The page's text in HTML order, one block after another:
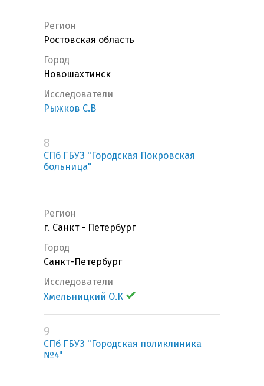
Регион
Ростовская область
Город
Новошахтинск
Исследователи
Рыжков С.В
8
СПб ГБУЗ "Городская Покровская
больница"
Регион
г. Санкт - Петербург
Город
Санкт-Петербург
Исследователи
Хмельницкий О.К
9
СПб ГБУЗ "Городская поликлиника
№4"